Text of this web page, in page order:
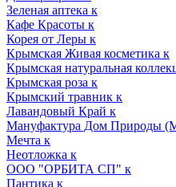
Зеленая аптека к
Кафе Красоты к
Корея от Леры к
Крымская Живая косметика к
Крымская натуральная
Крымская роза к
Крымский травник к
Лавандовый Край к
Мануфактура Дом Природы
Мечта к
Неотложка к
ООО "ОРБИТА СП" к
Пантика к